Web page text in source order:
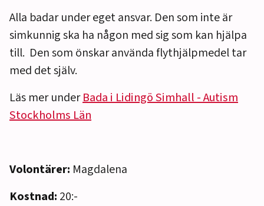
Alla badar under eget ansvar. Den som inte är
simkunnig ska ha någon med sig som kan hjälpa
till. Den som önskar använda flythjälpmedel tar
med det själv.
Läs mer underBada i Lidingö Simhall - Autism
Stockholms Län
Volontärer: Magdalena
Kostnad: 20:-